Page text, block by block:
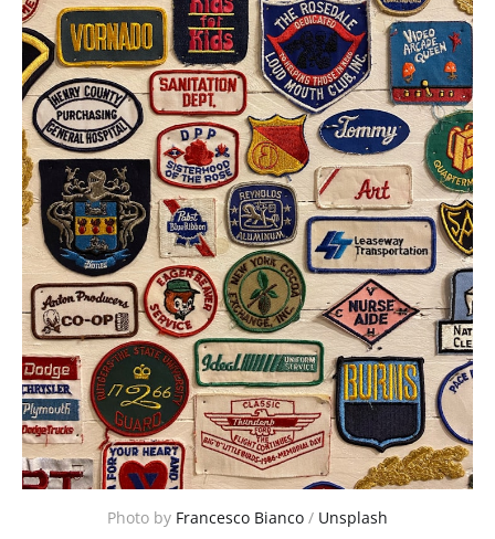
Photo by Francesco Bianco / Unsplash